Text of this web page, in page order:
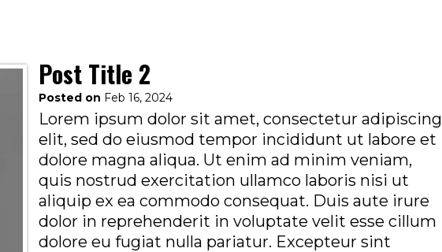
Post Title 2
Posted on Feb 16, 2024
Lorem ipsum dolor sit amet, consectetur adipiscing
elit, sed do eiusmod tempor incididunt ut labore et
dolore magna aliqua. Ut enim ad minim veniam,
quis nostrud exercitation ullamco laboris nisi ut
aliquip ex ea commodo consequat. Duis aute irure
dolor in reprehenderit in voluptate velit esse cillum
dolore eu fugiat nulla pariatur. Excepteur sint